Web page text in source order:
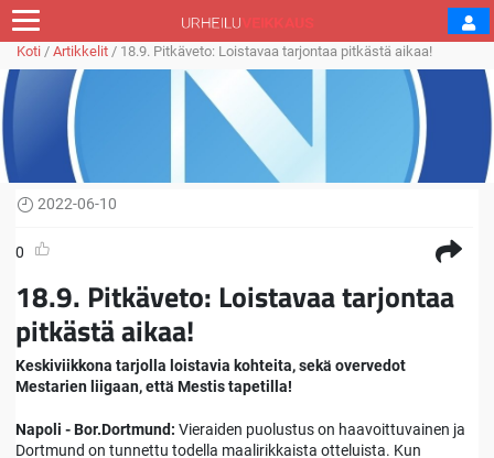
Koti / Artikkelit / 18.9. Pitkäveto: Loistavaa tarjontaa pitkästä aikaa!
2022-06-10
0
18.9. Pitkäveto: Loistavaa tarjontaa
pitkästä aikaa!
Keskiviikkona tarjolla loistavia kohteita, sekä overvedot
Mestarien liigaan, että Mestis tapetilla!
Napoli - Bor.Dortmund: Vieraiden puolustus on haavoittuvainen ja
Dortmund on tunnettu todella maalirikkaista otteluista. Kun